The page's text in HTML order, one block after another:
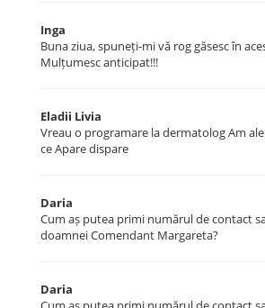
Inga
Buna ziua, spuneți-mi vă rog găsesc în
Mulțumesc anticipat!!!
Eladii Livia
Vreau o programare la dermatolog Am
ce Apare dispare
Daria
Cum aș putea primi numărul de contact
doamnei Comendant Margareta?
Daria